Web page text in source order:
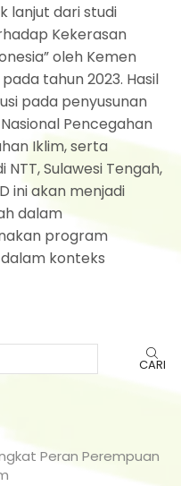
lanjut dari studi
Kekerasan
oleh Kemen
pada tahun 2023. Hasil
pada penyusunan
Pencegahan
Iklim, serta
Sulawesi Tengah,
ini akan menjadi
dalam
program
konteks
CARI
Peran Perempuan